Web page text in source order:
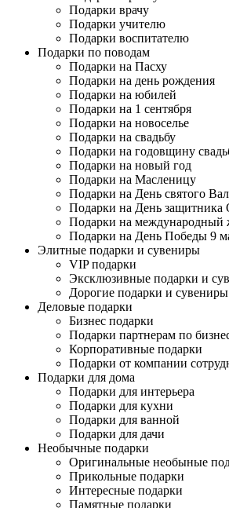
Подарки врачу
Подарки учителю
Подарки воспитателю
Подарки по поводам
Подарки на Пасху
Подарки на день рождения
Подарки на юбилей
Подарки на 1 сентября
Подарки на новоселье
Подарки на свадьбу
Подарки на годовщину
Подарки на новый год
Подарки на Масленицу
Подарки на День святого
Подарки на День защитника
Подарки на международный
Подарки на День Победы 9
Элитные подарки и сувениры
VIP подарки
Эксклюзивные подарки и
Дорогие подарки и сувениры
Деловые подарки
Бизнес подарки
Подарки партнерам по
Корпоративные подарки
Подарки от компании
Подарки для дома
Подарки для интерьера
Подарки для кухни
Подарки для ванной
Подарки для дачи
Необычные подарки
Оригинальные необыные
Прикольные подарки
Интересные подарки
Памятные подарки